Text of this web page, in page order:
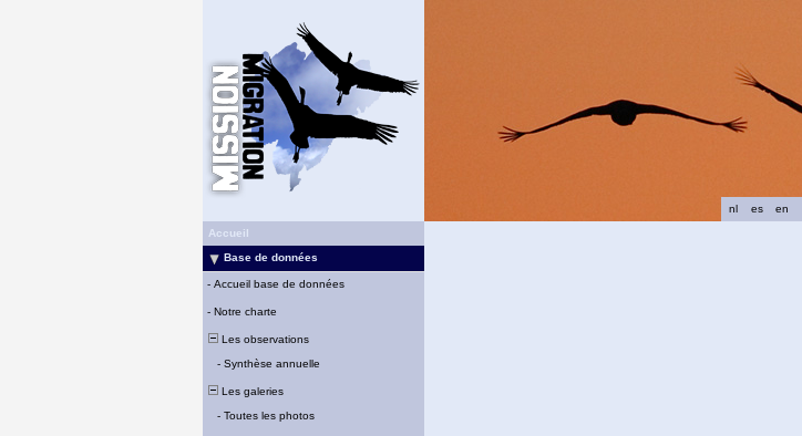
en
es
nl
Accueil
Base de données
- Accueil base de données
- Notre charte
Les observations
- Synthèse annuelle
Les galeries
- Toutes les photos